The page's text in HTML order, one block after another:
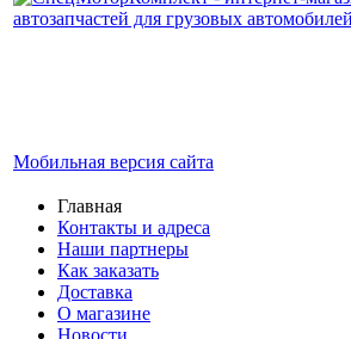
Мобильная версия сайта
Главная
Контакты и адреса
Наши партнеры
Как заказать
Доставка
О магазине
Новости